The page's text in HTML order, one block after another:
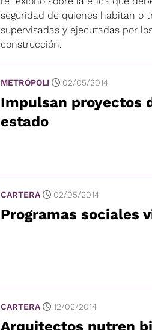
seguridad de quienes habitan o
supervisadas y ejecutadas por
construcción.
METRÓPOLI 02/05/2014
Impulsan proyectos
estado
CARTERA 02/05/2014
Programas sociales
CARTERA 12/02/2014
Arquitectos nutren